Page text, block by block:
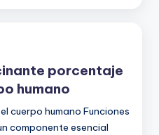
porcentaje
humano
cuerpo humano Funciones
componente esencial